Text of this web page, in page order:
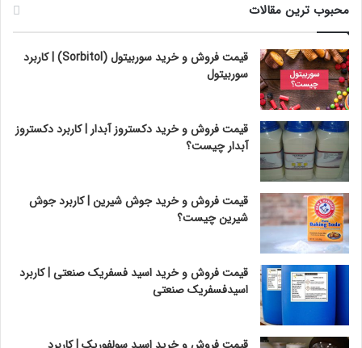
محبوب ترین مقالات
قیمت فروش و خرید سوربیتول (Sorbitol) | کاربرد
سوربیتول
قیمت فروش و خرید دکستروز آبدار | کاربرد دکستروز
آبدار چیست؟
قیمت فروش و خرید جوش شیرین | کاربرد جوش
شیرین چیست؟
قیمت فروش و خرید اسید فسفریک صنعتی | کاربرد
اسیدفسفریک صنعتی